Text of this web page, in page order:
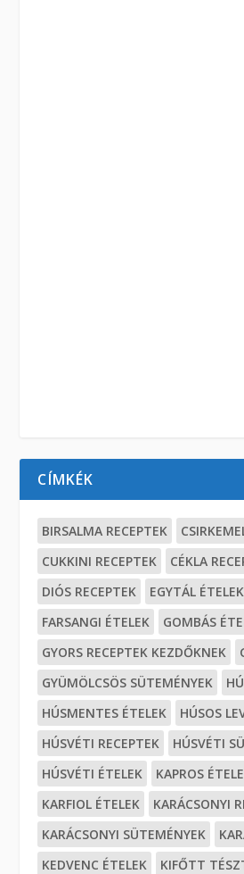
CÍMKÉK
BIRSALMA RECEPTEK
CUKKINI RECEPTEK
CÉKLA
DIÓS RECEPTEK
EGYTÁL ÉTELEK
FARSANGI ÉTELEK
GOMBÁS
GYORS RECEPTEK KEZDŐKNEK
GYÜMÖLCSÖS SÜTEMÉNYEK
HÚSMENTES ÉTELEK
HÚSOS
HÚSVÉTI RECEPTEK
HÚSVÉTI
HÚSVÉTI ÉTELEK
KAPROS
KARFIOL ÉTELEK
KARÁCSONYI
KARÁCSONYI SÜTEMÉNYEK
KEDVENC ÉTELEK
KIFŐTT